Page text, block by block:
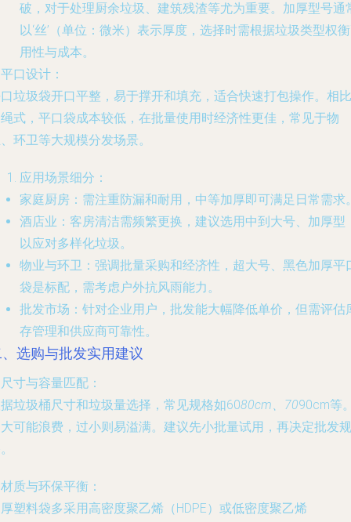
破，对于处理厨余垃圾、建筑残渣等尤为重要。加厚型号通
以‘丝’（单位：微米）表示厚度，选择时需根据垃圾类型权
用性与成本。
平口设计 ：
垃圾袋开口平整，易于撑开和填充，适合快速打包操作。相比
式，平口袋成本较低，在批量使用时经济性更佳，常见于物
环卫等大规模分发场景。
应用场景细分 ：
家庭厨房 ：需注重防漏和耐用，中等加厚即可满足日常需求
酒店业 ：客房清洁需频繁更换，建议选用中到大号、加厚型
以应对多样化垃圾。
物业与环卫 ：强调批量采购和经济性，超大号、黑色加厚平
袋是标配，需考虑户外抗风雨能力。
批发市场 ：针对企业用户，批发能大幅降低单价，但需评估
存管理和供应商可靠性。
选购与批发实用建议
尺寸与容量匹配 ：
垃圾桶尺寸和垃圾量选择，常见规格如6080cm、7090cm等
可能浪费，过小则易溢满。建议先小批量试用，再决定批发规
材质与环保平衡 ：
塑料袋多采用高密度聚乙烯（HDPE）或低密度聚乙烯